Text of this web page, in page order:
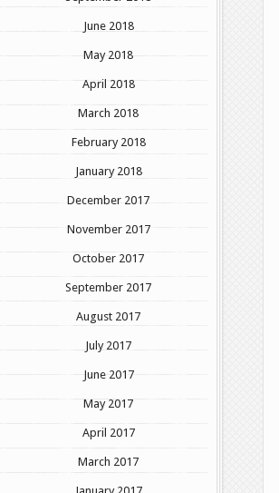
June 2018
May 2018
April 2018
March 2018
February 2018
January 2018
December 2017
November 2017
October 2017
September 2017
August 2017
July 2017
June 2017
May 2017
April 2017
March 2017